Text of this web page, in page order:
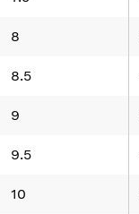
8
8.5
9
9.5
10